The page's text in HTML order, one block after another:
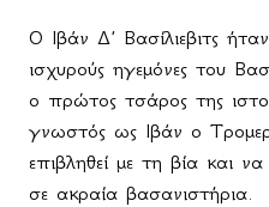
Ο Ιβάν Δ΄ Βασίλιεβιτς
ισχυρούς ηγεμόνες του
ο πρώτος τσάρος της
γνωστός ως Ιβάν ο
επιβληθεί με τη βία και
σε ακραία βασανιστήρια.